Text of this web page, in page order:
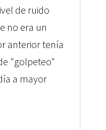
de ruido
no era un
anterior tenía
"golpeteo"
a mayor